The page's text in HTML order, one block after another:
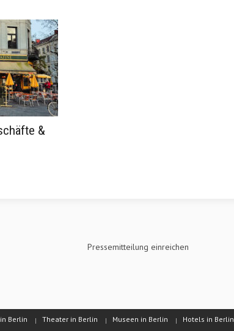
&
Pressemitteilung einreichen
Berlin Theater in Berlin Museen in Berlin Hotels in Berlin